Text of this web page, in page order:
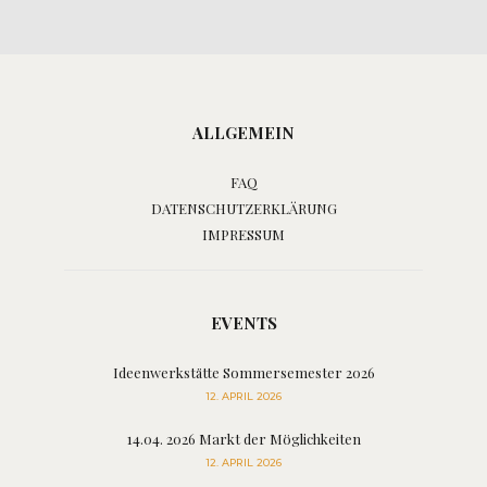
ALLGEMEIN
FAQ
DATENSCHUTZERKLÄRUNG
IMPRESSUM
EVENTS
Ideenwerkstätte Sommersemester 2026
12. APRIL 2026
14.04. 2026 Markt der Möglichkeiten
12. APRIL 2026